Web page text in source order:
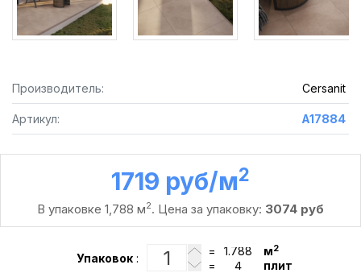
Производитель: Cersanit
Артикул: A17884
1719 руб /м2
В упаковке 1,788 м2. Цена за упаковку: 3074 руб
Упаковок :
= м2
= плит